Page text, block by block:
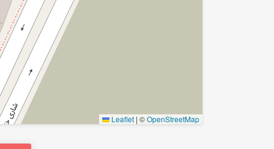
Leaflet | ©OpenStreetMap